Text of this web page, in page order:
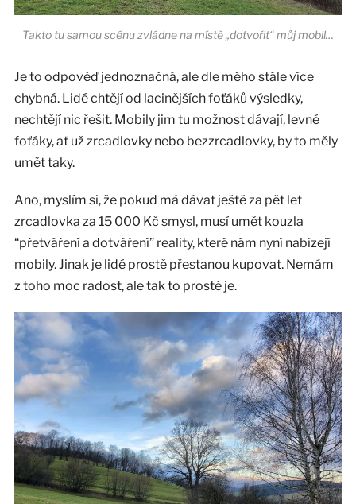
Takto tu samou scénu zvládne na místě „dotvořit“ můj mobil…
Je to odpověď jednoznačná, ale dle mého stále více
chybná. Lidé chtějí od lacinějších foťáků výsledky,
nechtějí nic řešit. Mobily jim tu možnost dávají, levné
foťáky, ať už zrcadlovky nebo bezzrcadlovky, by to měly
umět taky.
Ano, myslím si, že pokud má dávat ještě za pět let
zrcadlovka za 15 000 Kč smysl, musí umět kouzla
“přetváření a dotváření” reality, které nám nyní nabízejí
mobily. Jinak je lidé prostě přestanou kupovat. Nemám
z toho moc radost, ale tak to prostě je.